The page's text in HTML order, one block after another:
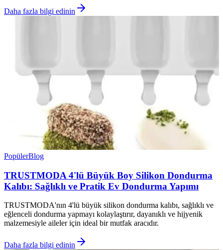
Daha fazla bilgi edinin
PopülerBlog
TRUSTMODA 4'lü Büyük Boy Silikon Dondurma
Kalıbı: Sağlıklı ve Pratik Ev Dondurma Yapımı
TRUSTMODA'nın 4'lü büyük silikon dondurma kalıbı, sağlıklı ve
eğlenceli dondurma yapmayı kolaylaştırır, dayanıklı ve hijyenik
malzemesiyle aileler için ideal bir mutfak aracıdır.
Daha fazla bilgi edinin